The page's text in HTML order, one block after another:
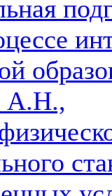
А.Н.,